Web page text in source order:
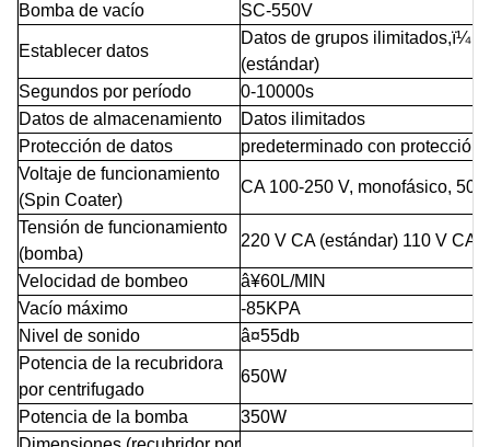
Bomba de vacío
SC-550V
Establecer datos
Datos de grupos ilimitados,ï¼
(estándar)
Segundos por período
0-10000s
Datos de almacenamiento
Datos ilimitados
Protección de datos
predeterminado con protección
Voltaje de funcionamiento
(Spin Coater)
CA 100-250 V, monofásico, 50/
Tensión de funcionamiento
(bomba)
220 V CA (estándar) 110 V CA
Velocidad de bombeo
â¥60L/MIN
Vacío máximo
-85KPA
Nivel de sonido
â¤55db
Potencia de la recubridora
por centrifugado
650W
Potencia de la bomba
350W